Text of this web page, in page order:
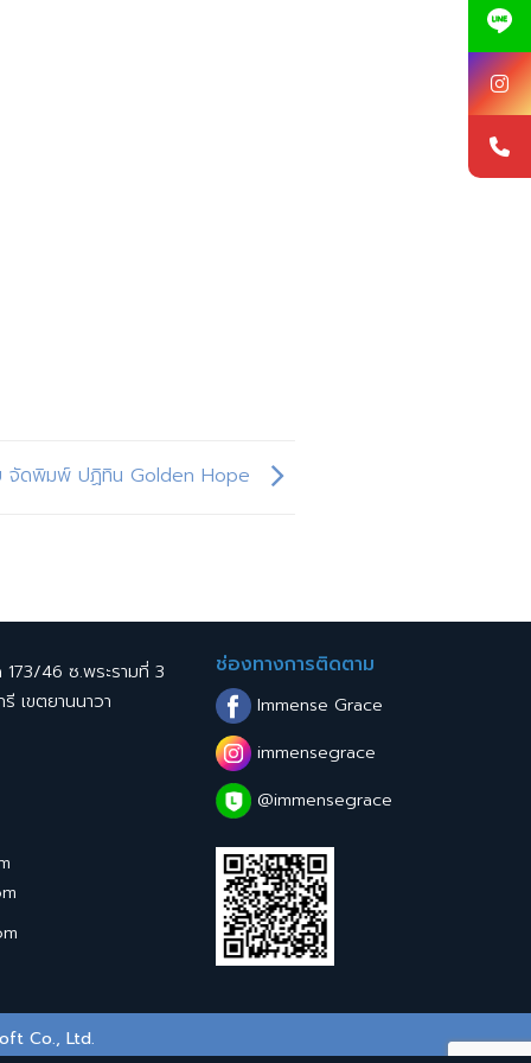
จัดพิมพ์ ปฏิทิน Golden Hope
46 ซ.พระรามที่ 3
เขตยานนาวา
ช่องทางการติดตาม
Immense Grace
immensegrace
@immensegrace
Co., Ltd.